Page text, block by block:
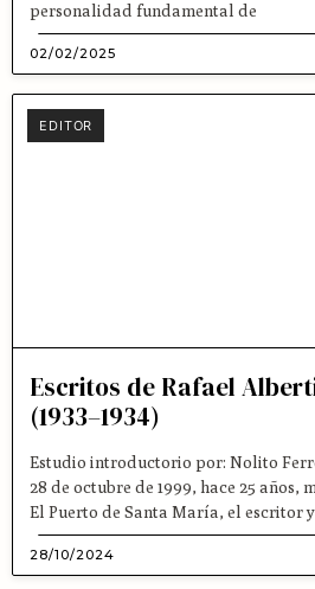
personalidad fundamental de
02/02/2025
EDITOR
Escritos de Rafael
(1933–1934)
Estudio introductorio por: Nolito
28 de octubre de 1999, hace 25 años,
El Puerto de Santa María, el escritor y
28/10/2024